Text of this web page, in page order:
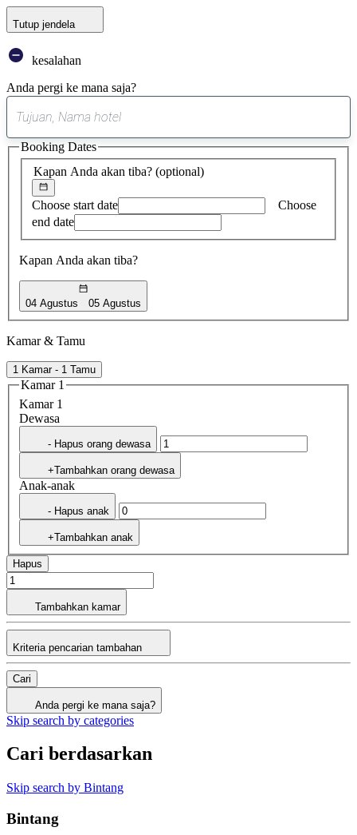
Tutup jendela
kesalahan
Anda pergi ke mana saja?
saran
ditemukan
Kapan Anda akan tiba? (optional)
Choose start date
Choose
end date
Kapan Anda akan tiba?
04 Agustus 05 Agustus
Booking Dates
Kamar & Tamu
1 Kamar - 1 Tamu
Kamar 1
Kamar 1
Dewasa
- Hapus orang dewasa
+Tambahkan orang dewasa
Anak-anak
- Hapus anak
+Tambahkan anak
Hapus
Tambahkan kamar
Kriteria pencarian tambahan
Cari
Anda pergi ke mana saja?
Skip search by categories
Cari berdasarkan
Skip search by Bintang
Bintang